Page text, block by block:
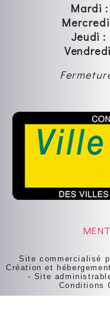
Mardi :
Mercredi
Jeudi :
Vendredi
Site commercialisé
Création et
- Site
Conditions